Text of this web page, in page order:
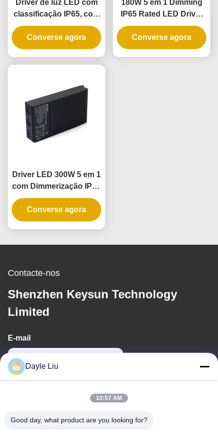
Driver de luz LED com
classificação IP65, com
regulação de
intensidade 5 em 1,
240W e fonte de
Converse agora
180W 5 em 1 Dimming
IP65 Rated LED Driver
para aplicações de
iluminação exterior e
interior
Converse agora
Driver LED 300W 5 em 1
com Dimmerização IP65
para Fonte de
Alimentação
Dimerizável
Converse agora
Contacte-nos
Shenzhen Keysun Technology
Limited
E-mail
Dayle Liu
10:57 AM
Good day, what product are you looking for?